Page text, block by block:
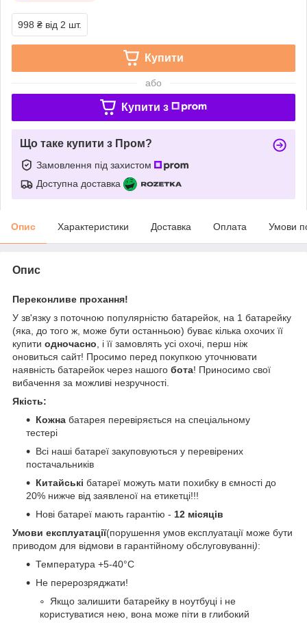
998 ₴ від 2 шт.
Купити
або
Купити з
Що таке купити з Пром?
Замовлення під захистом
Доступна доставка
Опис Характеристики Доставка Оплата Умови
Опис
Переконливе прохання!
У зв'язку з поточною популярністю батарейок, на 1 батарейку
(яка, до того ж, може бути останньою) буває кілька охочих її
купити одночасно , і її замовлять усі охочі, перш ніж
оновиться сайт! Просимо перед покупкою уточнювати
наявність батарейок через нашого бота! Приносимо свої
вибачення за можливі незручності.
Якість:
Кожна батарея перевіряється на спеціальному
тестері
Всі наші батареї закуповуються у перевірених
постачальників
Китайські батареї можуть мати похибку в ємності до
20% нижче від заявленої на етикетці!!!
Нові батареї мають гарантію - 12 місяців
Умови експлуатації(порушення умов експлуатації може бути
приводом для відмови в гарантійному обслуговуванні):
Температура +5-40°С
Не перерозряджати!
Якщо залишити батарейку в ноутбуці і не
користуватися нею, вона може піти в глибокий